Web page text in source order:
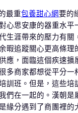
最重包養甜心網要的
心思安康的器重水平
生涯帶來的壓力有關
暇追蹤關心更高條理
應，面臨這個疾速擴
多商家都想從平分一
訓班。但是，這些培
們在一起的。漢朝是
緣分遇到了商團裡的